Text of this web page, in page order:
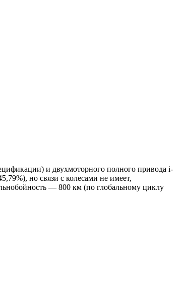
и двухмоторного полного привода i-
но связи с колесами не имеет,
— 800 км (по глобальному циклу